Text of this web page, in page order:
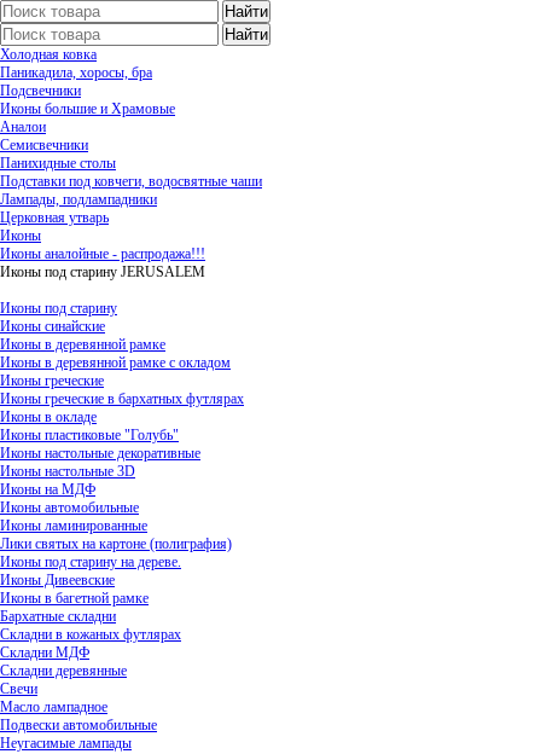
Холодная ковка
Паникадила, хоросы, бра
Подсвечники
Иконы большие и Храмовые
Аналои
Семисвечники
Панихидные столы
Подставки под ковчеги, водосвятные чаши
Лампады, подлампадники
Церковная утварь
Иконы
Иконы аналойные - распродажа!!!
Иконы под старину JERUSALEM
Иконы под старину
Иконы синайские
Иконы в деревянной рамке
Иконы в деревянной рамке с окладом
Иконы греческие
Иконы греческие в бархатных футлярах
Иконы в окладе
Иконы пластиковые "Голубь"
Иконы настольные декоративные
Иконы настольные 3D
Иконы на МДФ
Иконы автомобильные
Иконы ламинированные
Лики святых на картоне (полиграфия)
Иконы под старину на дереве.
Иконы Дивеевские
Иконы в багетной рамке
Бархатные складни
Складни в кожаных футлярах
Складни МДФ
Складни деревянные
Свечи
Масло лампадное
Подвески автомобильные
Неугасимые лампады